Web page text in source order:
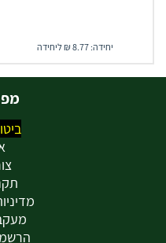
יחידה: 8.77 ₪ ליחידה